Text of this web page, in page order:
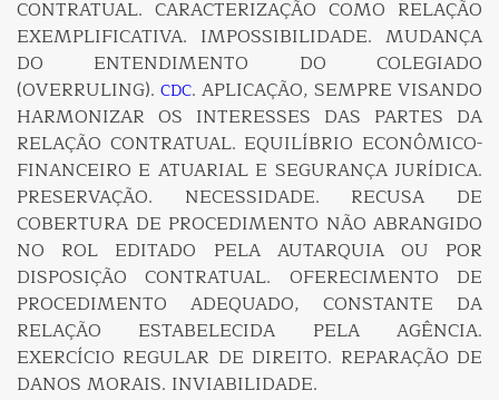
CONTRATUAL. CARACTERIZAÇÃO COMO RELAÇÃO
EXEMPLIFICATIVA. IMPOSSIBILIDADE. MUDANÇA
DO ENTENDIMENTO DO COLEGIADO
(OVERRULING). CDC. APLICAÇÃO, SEMPRE VISANDO
HARMONIZAR OS INTERESSES DAS PARTES DA
RELAÇÃO CONTRATUAL. EQUILÍBRIO ECONÔMICO-
FINANCEIRO E ATUARIAL E SEGURANÇA JURÍDICA.
PRESERVAÇÃO. NECESSIDADE. RECUSA DE
COBERTURA DE PROCEDIMENTO NÃO ABRANGIDO
NO ROL EDITADO PELA AUTARQUIA OU POR
DISPOSIÇÃO CONTRATUAL. OFERECIMENTO DE
PROCEDIMENTO ADEQUADO, CONSTANTE DA
RELAÇÃO ESTABELECIDA PELA AGÊNCIA.
EXERCÍCIO REGULAR DE DIREITO. REPARAÇÃO DE
DANOS MORAIS. INVIABILIDADE.